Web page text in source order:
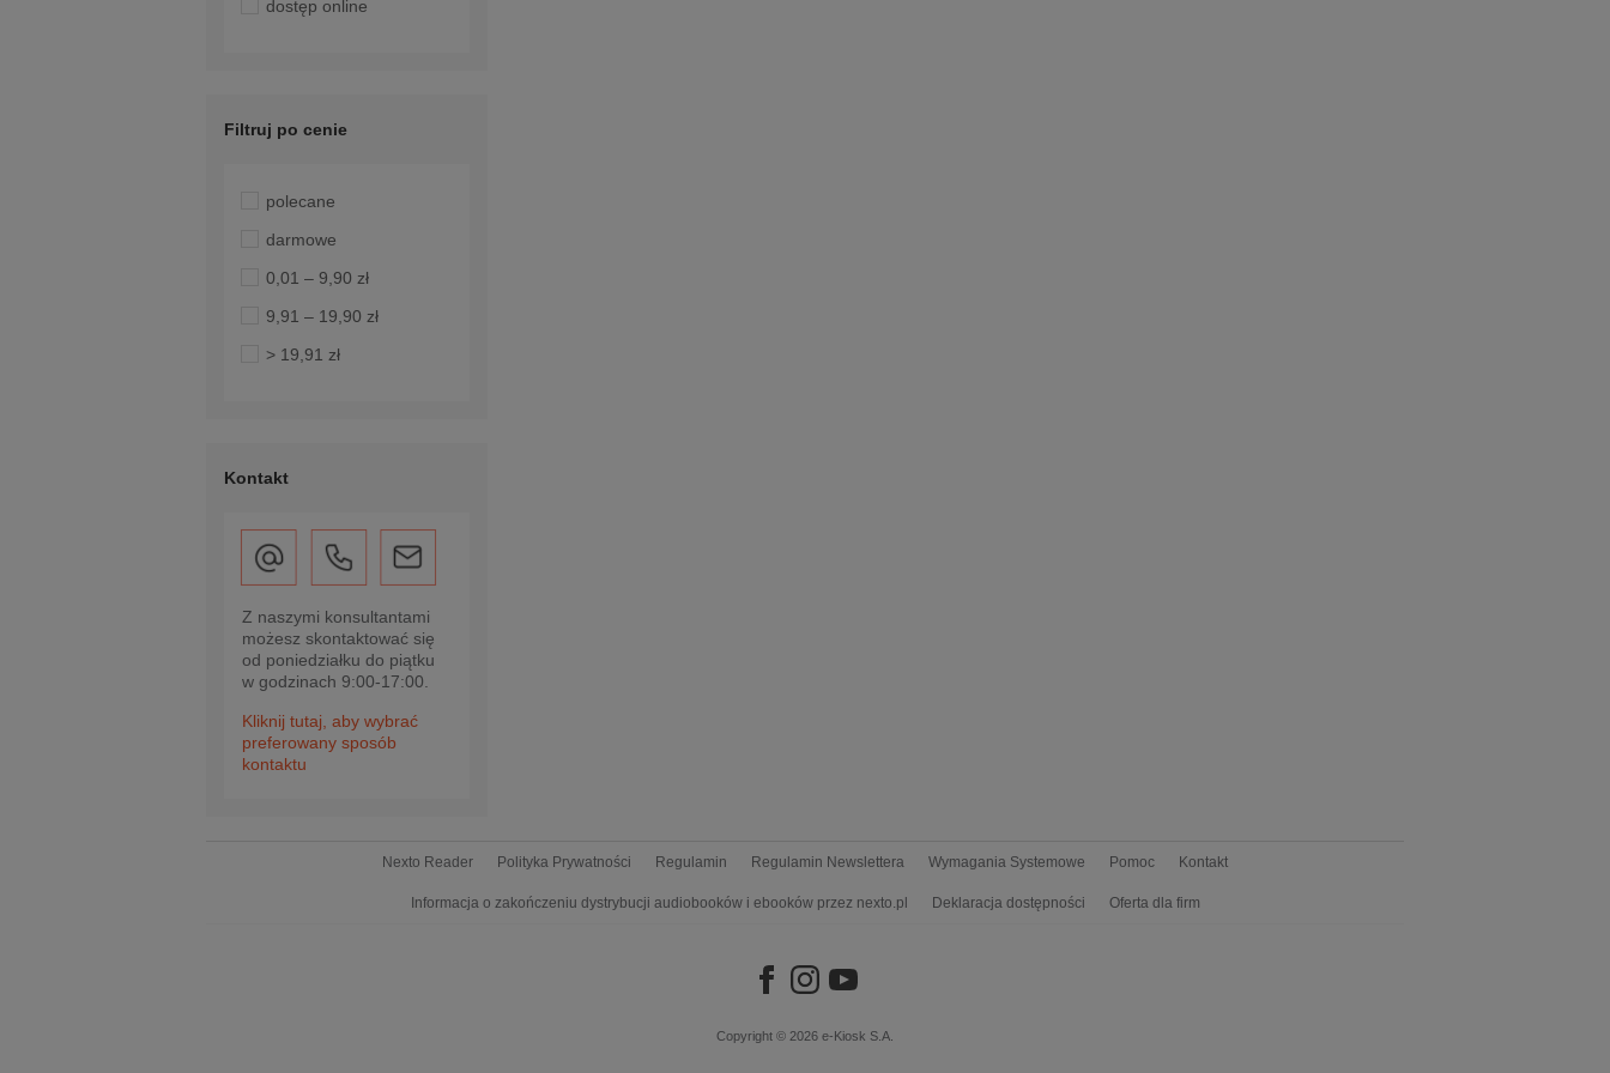
dostęp online
Filtruj po cenie
polecane
darmowe
0,01 – 9,90 zł
9,91 – 19,90 zł
> 19,91 zł
Kontakt
Z naszymi konsultantami
możesz skontaktować się
od poniedziałku do piątku
w godzinach 9:00-17:00.
Kliknij tutaj, aby wybrać
preferowany sposób
kontaktu
Nexto Reader Polityka Prywatności Regulamin Regulamin Newslettera Wymagania Systemowe Pomoc Kontakt
Informacja o zakończeniu dystrybucji audiobooków i ebooków przez nexto.pl Deklaracja dostępności Oferta dla firm
Copyright © 2026 e-Kiosk S.A.